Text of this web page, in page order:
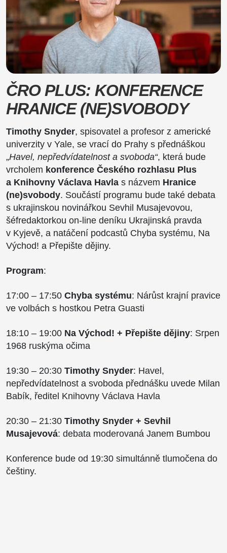
ČRO PLUS: KONFERENCE
HRANICE (NE)SVOBODY
Timothy Snyder, spisovatel a profesor z americké
univerzity v Yale, se vrací do Prahy s přednáškou
„Havel, nepředvídatelnost a svoboda“, která bude
vrcholem konference Českého rozhlasu Plus
a Knihovny Václava Havla s názvem Hranice
(ne)svobody. Součástí programu bude také debata
s ukrajinskou novinářkou Sevhil Musajevovou,
šéfredaktorkou on-line deníku Ukrajinská pravda
v Kyjevě, a natáčení podcastů Chyba systému, Na
Východ! a Přepište dějiny.
Program:
17:00 – 17:50 Chyba systému: Nárůst krajní pravice
ve volbách s hostkou Petra Guasti
18:10 – 19:00 Na Východ! + Přepište dějiny: Srpen
1968 ruskýma očima
19:30 – 20:30 Timothy Snyder: Havel,
nepředvídatelnost a svoboda přednášku uvede Milan
Babík, ředitel Knihovny Václava Havla
20:30 – 21:30 Timothy Snyder + Sevhil
Musajevová: debata moderovaná Janem Bumbou
Konference bude od 19:30 simultánně tlumočena do
češtiny.